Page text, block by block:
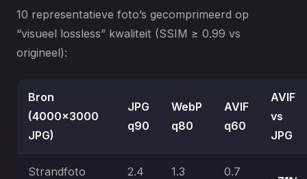
10 representatieve foto’s gecomprimeerd op
“visueel lossless” kwaliteit (SSIM ≥ 0.99 vs
origineel):
Bron
(4000×3000
JPG)
JPG
q90
WebP
q80
AVIF
q60
AVIF
vs
JPG
Strandfoto
2.4
1.3
0.7